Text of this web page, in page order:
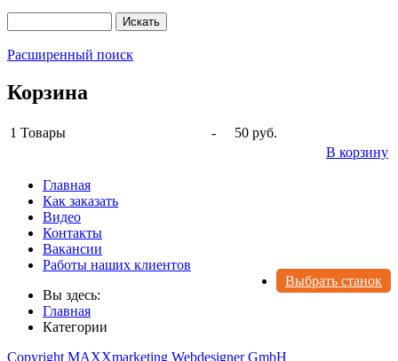
Расширенный поиск
Корзина
1 Товары -
50 руб.
В корзину
Главная
Как заказать
Видео
Контакты
Вакансии
Работы наших клиентов
Выбрать станок
Вы здесь:
Главная
Категории
Copyright MAXXmarketing Webdesigner GmbH